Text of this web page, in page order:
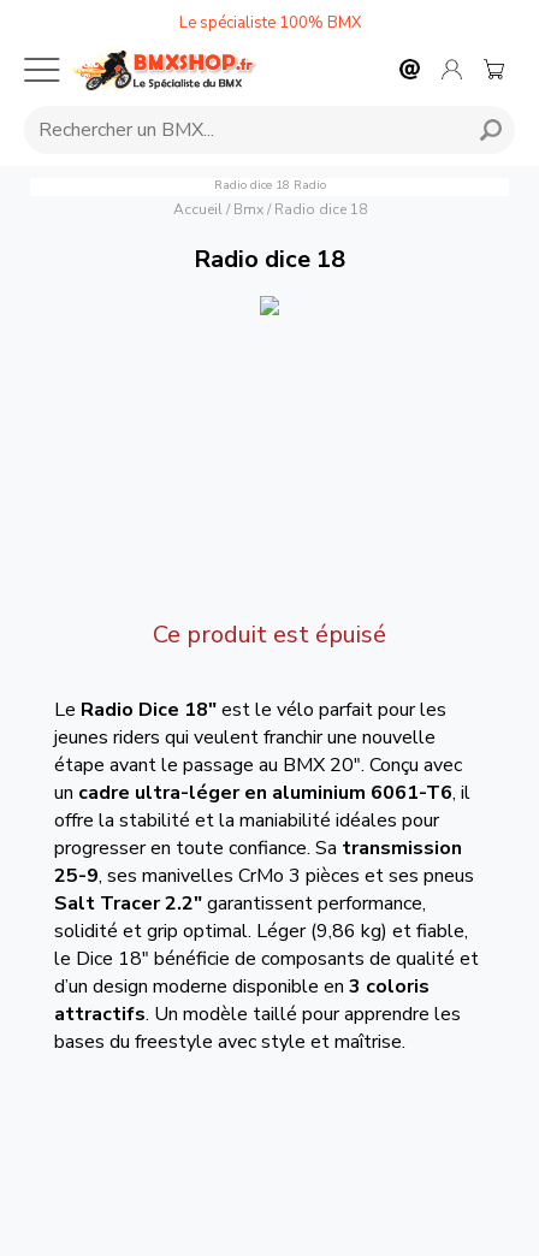
Le spécialiste 100% BMX
Radio dice 18 Radio
Accueil/ Bmx/ Radio dice 18
Radio dice 18
Ce produit est épuisé
Le Radio Dice 18"est le vélo parfait pour les
jeunes riders qui veulent franchir une nouvelle
étape avant le passage au BMX 20". Conçu avec
un cadre ultra-léger en aluminium 6061-T6, il
offre la stabilité et la maniabilité idéales pour
progresser en toute confiance. Sa transmission
25-9, ses manivelles CrMo 3 pièces et ses pneus
Salt Tracer 2.2"garantissent performance,
solidité et grip optimal. Léger (9,86 kg) et fiable,
le Dice 18" bénéficie de composants de qualité et
d’un design moderne disponible en 3 coloris
attractifs. Un modèle taillé pour apprendre les
bases du freestyle avec style et maîtrise.